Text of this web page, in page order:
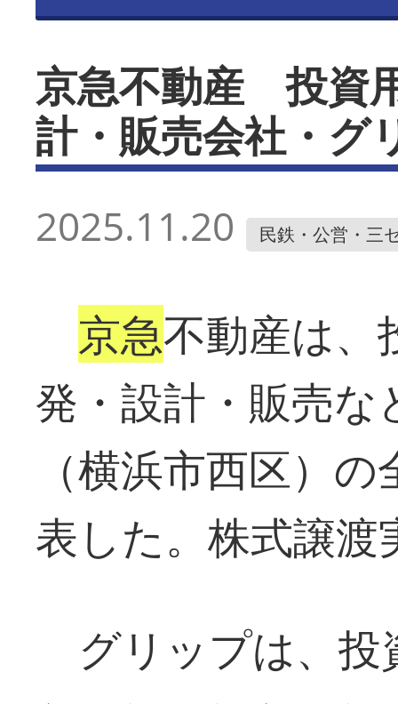
京急不動産 投資
計・販売会社・グ
2025.11.20 民鉄・公営・三
京急不動産は、
発・設計・販売
（横浜市西区）
表した。株式譲
グリップは、投